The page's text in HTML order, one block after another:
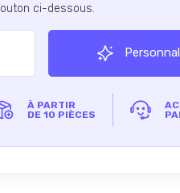
ci-dessous.
À PARTIR
DE 10 PIÈCES